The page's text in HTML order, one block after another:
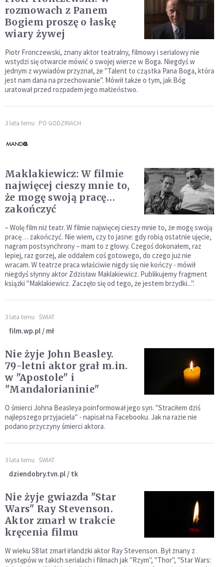
rozmowach z Panem
Bogiem proszę o łaskę
wiary żywej
Piotr Fronczewski, znany aktor teatralny, filmowy i serialowy nie
wstydzi się otwarcie mówić o swojej wierze w Boga. Niegdyś w
jednym z wywiadów przyznał, że "Talent to cząstka Pana Boga, która
jest nam dana na przechowanie". Mówił także o tym, jak Bóg
uratował przed rozpadem jego małżeństwo.
3 lata temu PO GODZINACH
Maklakiewicz: W filmie
najwięcej cieszy mnie to,
że mogę swoją pracę…
zakończyć
– Wolę film niż teatr. W filmie najwięcej cieszy mnie to, że mogę swoją
pracę… zakończyć. Nie wiem, czy to jasne: gdy robią ostatnie ujęcie,
nagram postsynchrony – mam to z głowy. Czegoś dokonałem, raz
lepiej, raz gorzej, ale oddałem coś gotowego, do czego już nie
wracam. W teatrze praca właściwie nigdy się nie kończy - mówił
niegdyś słynny aktor Zdzisław Maklakiewicz. Publikujemy fragment
książki "Maklakiewicz. Zaczęło się od tego, że jestem brzydki...".
3 lata temu ŚWIAT
film.wp.pl / mł
Nie żyje John Beasley.
79-letni aktor grał m.in.
w "Apostole" i
"Mandalorianinie"
O śmierci Johna Beasleya poinformował jego syn. "Straciłem dziś
najlepszego przyjaciela" - napisał na Facebooku. Jak na razie nie
podano przyczyny śmierci aktora.
3 lata temu ŚWIAT
dziendobry.tvn.pl / tk
Nie żyje gwiazda "Star
Wars" Ray Stevenson.
Aktor zmarł w trakcie
kręcenia filmu
W wieku 58 lat zmarł irlandzki aktor Ray Stevenson. Był znany z
występów w takich serialach i filmach jak "Rzym", "Thor", "Star Wars: